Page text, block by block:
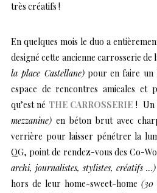
très créatifs !
En quelques mois le duo a
designé cette ancienne carrosserie de
la place Castellane)pour en faire un
espace de rencontres amicales et
qu’est né THE CARROSSERIE ! Un
mezzanine) en béton brut avec
verrière pour laisser pénétrer la
QG, point de rendez-vous des Co-
archi, journalistes, stylistes, créatifs …)
hors de leur home-sweet-home(30